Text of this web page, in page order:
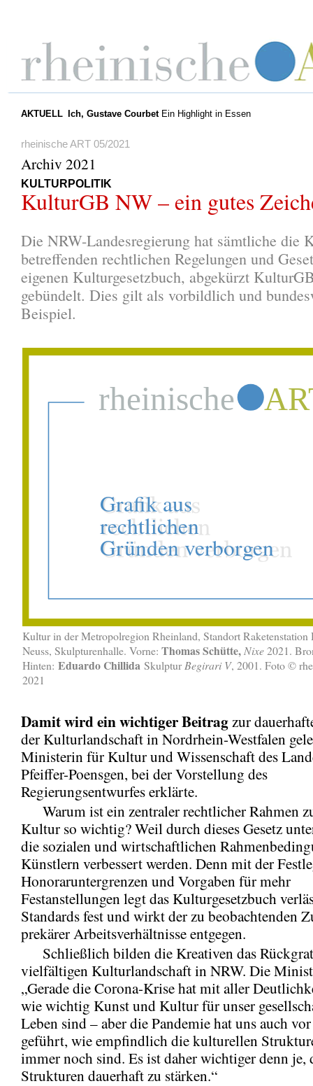
AKTUELL Ich, Gustave CourbetEin Highlight in Essen
rheinische ART 05/2021
Archiv 2021
KULTURPOLITIK
KulturGB NW – ein gutes
Die NRW-Landesregierung hat sämtliche die
betreffenden rechtlichen Regelungen und
eigenen Kulturgesetzbuch, abgekürzt
gebündelt. Dies gilt als vorbildlich und
Beispiel.
Kultur in der Metropolregion Rheinland, Standort
Neuss, Skulpturenhalle. Vorne: ThomasSchütte, Nixe2021.
Hinten: Eduardo Chillida Skulptur Begirari V, 2001. Foto ©
2021
Damit wird ein wichtiger Beitrag zur
der Kulturlandschaft in Nordrhein-Westfalen
Ministerin für Kultur und Wissenschaft des
Pfeiffer-Poensgen, bei der Vorstellung des
Regierungsentwurfes erklärte.
Warum ist ein zentraler rechtlicher Rahmen
Kultur so wichtig? Weil durch dieses Gesetz
die sozialen und wirtschaftlichen
Künstlern verbessert werden. Denn mit der
Honoraruntergrenzen und Vorgaben für mehr
Festanstellungen legt das Kulturgesetzbuch
Standards fest und wirkt der zu beobachtenden
prekärer Arbeitsverhältnisse entgegen.
Schließlich bilden die Kreativen das
vielfältigen Kulturlandschaft in NRW. Die
„Gerade die Corona-Krise hat mit aller
wie wichtig Kunst und Kultur für unser
Leben sind – aber die Pandemie hat uns auch
geführt, wie empfindlich die kulturellen
immer noch sind. Es ist daher wichtiger denn je,
Strukturen dauerhaft zu stärken.“